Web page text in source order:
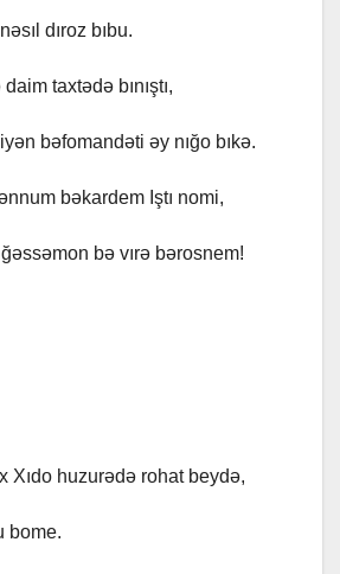
dıroz bıbu.
taxtədə bınıştı,
bəfomandəti əy nığo bıkə.
bəkardem Iştı nomi,
bə vırə bərosnem!
Xıdo huzurədə rohat beydə,
bome.